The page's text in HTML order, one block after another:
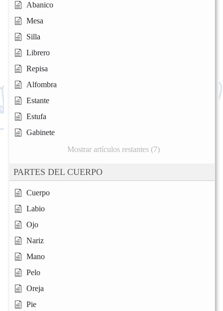
Abanico
Mesa
Silla
Librero
Repisa
Alfombra
Estante
Estufa
Gabinete
Mostrar artículos restantes (7)
PARTES DEL CUERPO
Cuerpo
Labio
Ojo
Nariz
Mano
Pelo
Oreja
Pie